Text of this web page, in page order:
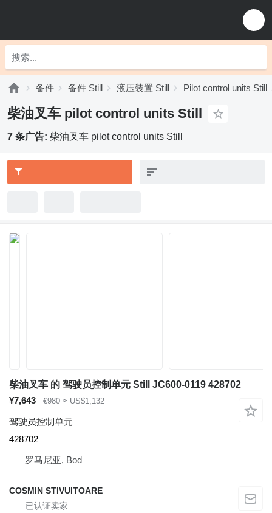
备件 备件 Still 液压装置 Still Pilot control units Still
柴油叉车 pilot control units Still
7 条广告: 柴油叉车 pilot control units Still
柴油叉车 的 驾驶员控制单元 Still JC600-0119 428702
¥7,643
€980 ≈ US$1,132
驾驶员控制单元
428702
罗马尼亚, Bod
COSMIN STIVUITOARE